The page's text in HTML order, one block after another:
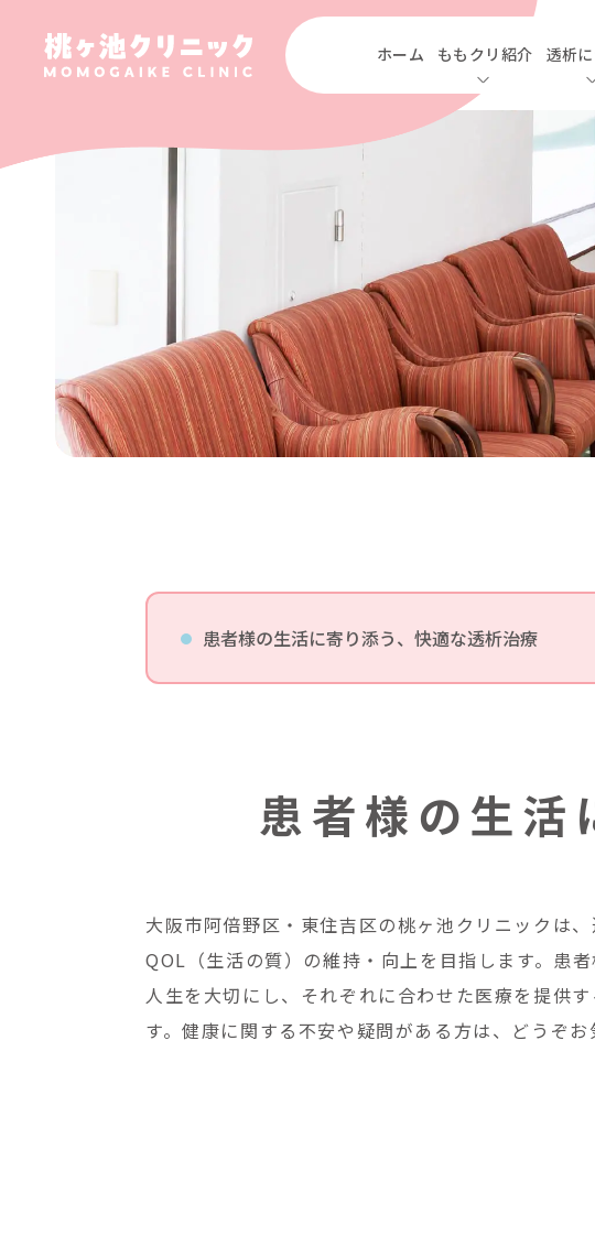
ホーム ももクリ紹介 透析
患者様の生活に寄り添う、快適な透析治療
患者様の生活
大阪市阿倍野区・東住吉区の桃ヶ池クリニックは
QOL（生活の質）の維持・向上を目指します。患
人生を大切にし、それぞれに合わせた医療を提供
す。健康に関する不安や疑問がある方は、どうぞお